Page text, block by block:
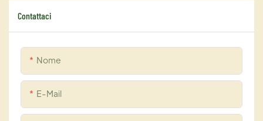
Contattaci
Nome
E-Mail